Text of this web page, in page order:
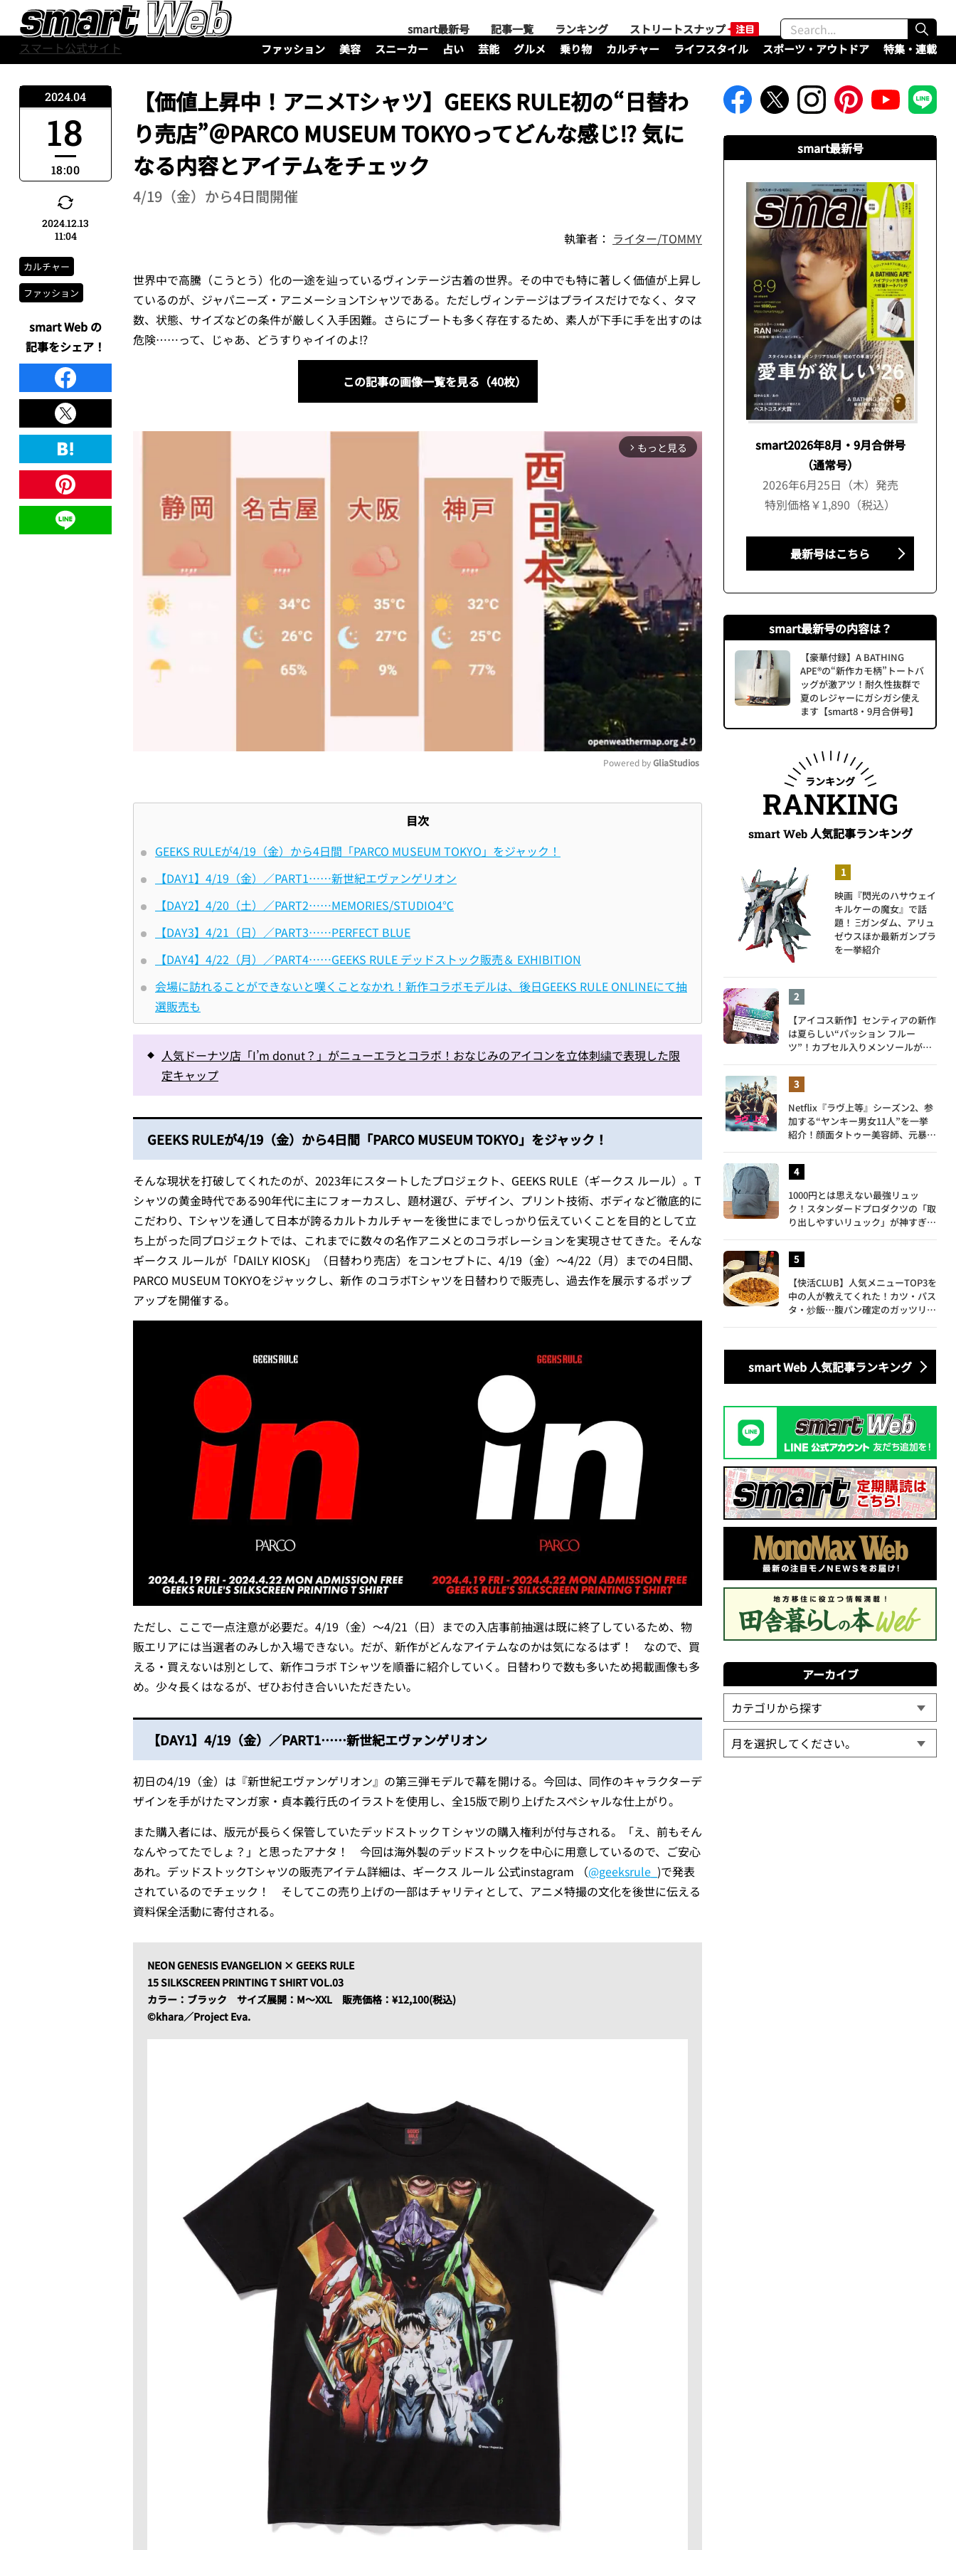
スマート公式サイト
smart最新号 記事一覧 ランキング
ストリートスナップ
ファッション
美容 スニーカー 占い 芸能 グルメ 乗り物 カルチャー ライフスタイル スポーツ・アウトドア 特集・連載
【価値上昇中！アニメTシャツ】GEEKS RULE初の“日替わ
り売店”＠PARCO MUSEUM TOKYOってどんな感じ⁉︎ 気に
なる内容とアイテムをチェック
4/19（金）から4日間開催
執筆者： ライター/TOMMY
世界中で高騰（こうとう）化の一途を辿っているヴィンテージ古着の世界。その中でも特に著しく価値が上昇し
ているのが、ジャパニーズ・アニメーションTシャツである。ただしヴィンテージはプライスだけでなく、タマ
数、状態、サイズなどの条件が厳しく入手困難。さらにブートも多く存在するため、素人が下手に手を出すのは
危険……って、じゃあ、どうすりゃイイのよ⁉︎
この記事の画像一覧を見る（40枚）
arrow_forward_ios もっと見る
Mute
Powered by GliaStudios
目次
GEEKS RULEが4/19（金）から4日間「PARCO MUSEUM TOKYO」をジャック！
【DAY1】4/19（金）／PART1……新世紀エヴァンゲリオン
【DAY2】4/20（土）／PART2……MEMORIES/STUDIO4℃
【DAY3】4/21（日）／PART3……PERFECT BLUE
【DAY4】4/22（月）／PART4……GEEKS RULE デッドストック販売＆ EXHIBITION
会場に訪れることができないと嘆くことなかれ！新作コラボモデルは、後日GEEKS RULE ONLINEにて抽
選販売も
人気ドーナツ店「I’m donut？」がニューエラとコラボ！おなじみのアイコンを立体刺繍で表現した限
定キャップ
GEEKS RULEが4/19（金）から4日間「PARCO MUSEUM TOKYO」をジャック！
そんな現状を打破してくれたのが、2023年にスタートしたプロジェクト、GEEKS RULE（ギークス ルール）。T
シャツの黄金時代である90年代に主にフォーカスし、題材選び、デザイン、プリント技術、ボディなど徹底的に
こだわり、Tシャツを通して日本が誇るカルトカルチャーを後世にまでしっかり伝えていくことを目的として立
ち上がった同プロジェクトでは、これまでに数々の名作アニメとのコラボレーションを実現させてきた。そんな
ギークス ルールが「DAILY KIOSK」（日替わり売店）をコンセプトに、4/19（金）～4/22（月）までの4日間、
PARCO MUSEUM TOKYOをジャックし、新作 のコラボTシャツを日替わりで販売し、過去作を展示するポップ
アップを開催する。
ただし、ここで一点注意が必要だ。4/19（金）～4/21（日）までの入店事前抽選は既に終了しているため、物
販エリアには当選者のみしか入場できない。だが、新作がどんなアイテムなのかは気になるはず！ なので、買
える・買えないは別として、新作コラボ Tシャツを順番に紹介していく。日替わりで数も多いため掲載画像も多
め。少々長くはなるが、ぜひお付き合いいただきたい。
【DAY1】4/19（金）／PART1……新世紀エヴァンゲリオン
初日の4/19（金）は『新世紀エヴァンゲリオン』の第三弾モデルで幕を開ける。今回は、同作のキャラクターデ
ザインを手がけたマンガ家・貞本義行氏のイラストを使用し、全15版で刷り上げたスペシャルな仕上がり。
また購入者には、版元が長らく保管していたデッドストックＴシャツの購入権利が付与される。「え、前もそん
なんやってたでしょ？」と思ったアナタ！ 今回は海外製のデッドストックを中心に用意しているので、ご安心
あれ。デッドストックTシャツの販売アイテム詳細は、ギークス ルール 公式instagram （@geeksrule_ )で発表
されているのでチェック！ そしてこの売り上げの一部はチャリティとして、アニメ特撮の文化を後世に伝える
資料保全活動に寄付される。
NEON GENESIS EVANGELION × GEEKS RULE
15 SILKSCREEN PRINTING T SHIRT VOL.03
カラー：ブラック
サイズ展開：M〜XXL
販売価格：¥12,100(税込)
©khara／Project Eva.
2024.04
18
18:00
2024.12.13
11:04
カルチャー
ファッション
smart Web の
記事をシェア！
smart最新号
smart2026年8月・9月合併号
（通常号）
2026年6月25日（木）発売
特別価格￥1,890（税込）
最新号はこちら
smart最新号の内容は？
【豪華付録】A BATHING
APE®の“新作カモ柄”トートバ
ッグが激アツ！耐久性抜群で
夏のレジャーにガシガシ使え
ます【smart8・9月合併号】
ランキング
RANKING
smart Web人気記事ランキング
映画『閃光のハサウェイ
キルケーの魔女』で話
題！ Ξガンダム、アリュ
ゼウスほか最新ガンプラ
を一挙紹介
【アイコス新作】センティアの新作
は夏らしい“パッション フルー
ツ”！カプセル入りメンソールが仲
Netflix『ラヴ上等』シーズン2、参
加する“ヤンキー男女11人”を一挙
紹介！顔面タトゥー美容師、元暴走
1000円とは思えない最強リュッ
ク！スタンダードプロダクツの「取
り出しやすいリュック」が神すぎ
【快活CLUB】人気メニューTOP3を
中の人が教えてくれた！カツ・パス
タ・炒飯…腹パン確定のガッツリ飯
smart Web 人気記事ランキング
アーカイブ